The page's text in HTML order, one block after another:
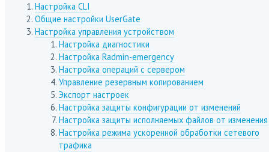
Настройка CLI
Общие настройки UserGate
Настройка управления устройством
Настройка диагностики
Настройка Radmin-emergency
Настройка операций с сервером
Управление резервным копированием
Экспорт настроек
Настройка защиты конфигурации от изменений
Настройка защиты исполняемых файлов от изменения
Настройка режима ускоренной обработки сетевого
трафика